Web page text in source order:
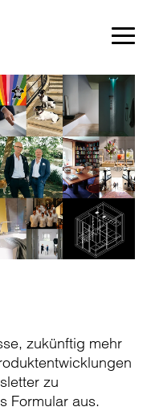
zukünftig mehr
zu
Formular aus.